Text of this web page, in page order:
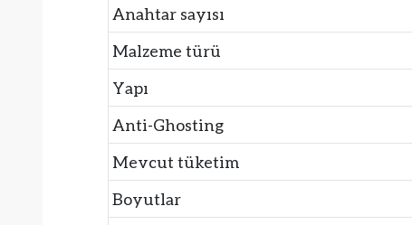
Anahtar sayısı
Malzeme türü
Yapı
Anti-Ghosting
Mevcut tüketim
Boyutlar